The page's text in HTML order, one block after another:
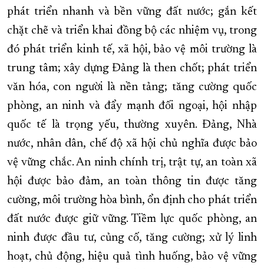
phát triển nhanh và bền vững đất nước; gắn kết
chặt chẽ và triển khai đồng bộ các nhiệm vụ, trong
đó phát triển kinh tế, xã hội, bảo vệ môi trường là
trung tâm; xây dựng Đảng là then chốt; phát triển
văn hóa, con người là nền tảng; tăng cường quốc
phòng, an ninh và đẩy mạnh đối ngoại, hội nhập
quốc tế là trọng yếu, thường xuyên. Đảng, Nhà
nước, nhân dân, chế độ xã hội chủ nghĩa được bảo
vệ vững chắc. An ninh chính trị, trật tự, an toàn xã
hội được bảo đảm, an toàn thông tin được tăng
cường, môi trường hòa bình, ổn định cho phát triển
đất nước được giữ vững. Tiềm lực quốc phòng, an
ninh được đầu tư, củng cố, tăng cường; xử lý linh
hoạt, chủ động, hiệu quả tình huống, bảo vệ vững